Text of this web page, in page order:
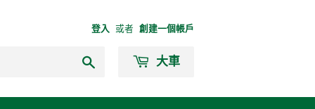
登入 或者 創建一個帳戶
大車